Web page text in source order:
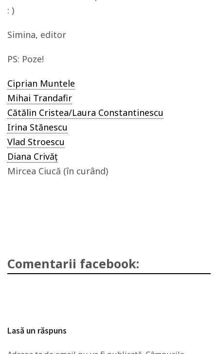
: )
Simina, editor
PS: Poze!
Ciprian Muntele
Mihai Trandafir
Cătălin Cristea/Laura Constantinescu
Irina Stănescu
Vlad Stroescu
Diana Crivăț
Mircea Ciucă (în curând)
Comentarii facebook:
Lasă un răspuns